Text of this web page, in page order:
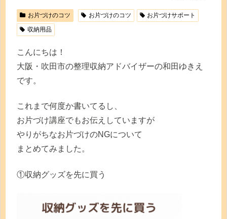
お片づけのコツ お片づけのコツ
お片づけサポート
収納用品
こんにちは！
大阪・吹田市の整理収納アドバイザーの和田ゆきえ
です。
これまで何度か書いてるし、
お片づけ講座でもお伝えしていますが
やりがちなお片づけのNGについて
まとめてみました。
①収納グッズを先に買う